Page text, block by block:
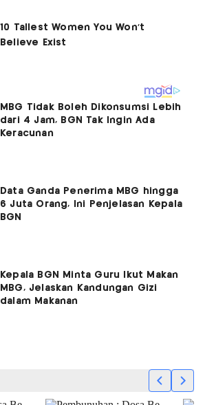
MBG Tidak Boleh Dikonsumsi Lebih
dari 4 Jam, BGN Tak Ingin Ada
Keracunan
Data Ganda Penerima MBG hingga
6 Juta Orang, Ini Penjelasan Kepala
BGN
Kepala BGN Minta Guru Ikut Makan
MBG, Jelaskan Kandungan Gizi
dalam Makanan